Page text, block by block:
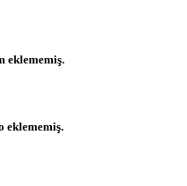
eklememiş.
eklememiş.